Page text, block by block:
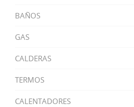
BAÑOS
GAS
CALDERAS
TERMOS
CALENTADORES